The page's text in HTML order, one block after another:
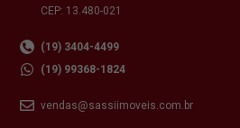
CEP: 13.480-021
(19) 3404-4499
(19) 99368-1824
vendas@sassiimoveis.com.br